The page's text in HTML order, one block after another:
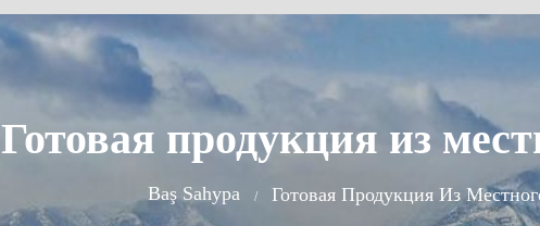
Готовая продукция из
Baş Sahypa Готовая Продукция Из